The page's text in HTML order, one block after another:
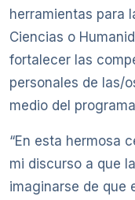
herramientas para
Ciencias o
fortalecer las
personales de las/
medio del
“En esta hermosa
mi discurso a que
imaginarse de que